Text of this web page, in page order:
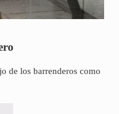
de los barrenderos como